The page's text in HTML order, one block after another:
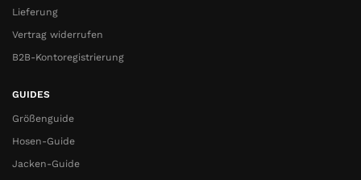
Lieferung
Vertrag widerrufen
B2B-Kontoregistrierung
GUIDES
Größenguide
Hosen-Guide
Jacken-Guide